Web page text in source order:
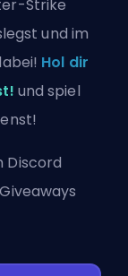
Strike
und im
Hol dir
und spiel
Discord